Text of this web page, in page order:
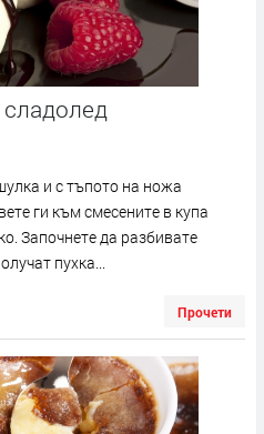
и с тъпото на ножа
ги към смесените в купа
Започнете да разбивате
пухка...
Прочети